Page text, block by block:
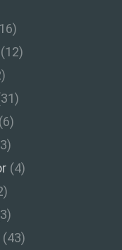
(12)
(6)
(4)
(43)